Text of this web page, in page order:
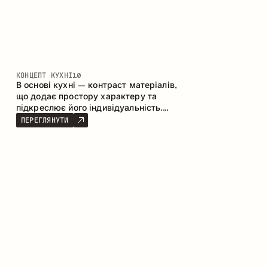
КОНЦЕПТ КУХНІ10
В основі кухні – контраст матеріалів,
що додає простору характеру та
підкреслює його індивідуальність.
Дерево, метал і скло створюють
збалансовану та стильну композицію.
ПЕРЕГЛЯНУТИ